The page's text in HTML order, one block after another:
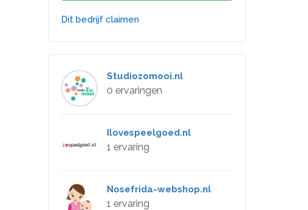
Dit bedrijf claimen
Studiozomooi.nl
0 ervaringen
Ilovespeelgoed.nl
1 ervaring
Nosefrida-webshop.nl
1 ervaring